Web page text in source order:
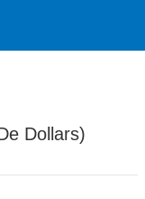
Dollars)